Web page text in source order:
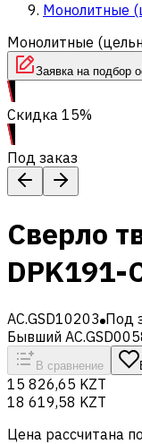
Монолитные
Монолитные
Заявка на подбор
Скидка 15%
Под заказ
Сверло
DPK191-
AC.GSD10203 Под
Бывший
В сравнение
15 826,65 KZT
18 619,58 KZT
Цена рассчитана